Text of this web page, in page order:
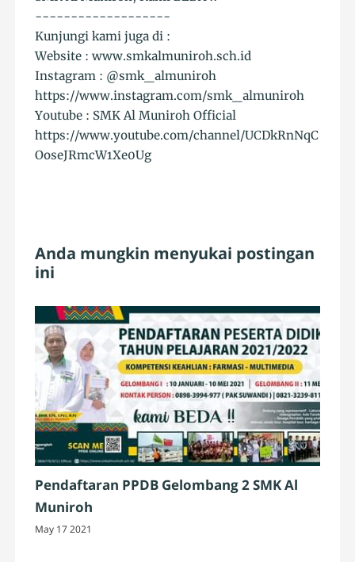
-------------------
Kunjungi kami juga di :
Website : www.smkalmuniroh.sch.id
Instagram : @smk_almuniroh
https://www.instagram.com/smk_almuniroh
Youtube : SMK Al Muniroh Official
https://www.youtube.com/channel/UCDkRnNqC
OoseJRmcW1Xe0Ug
Anda mungkin menyukai postingan
ini
Pendaftaran PPDB Gelombang 2 SMK Al
Muniroh
May 17 2021